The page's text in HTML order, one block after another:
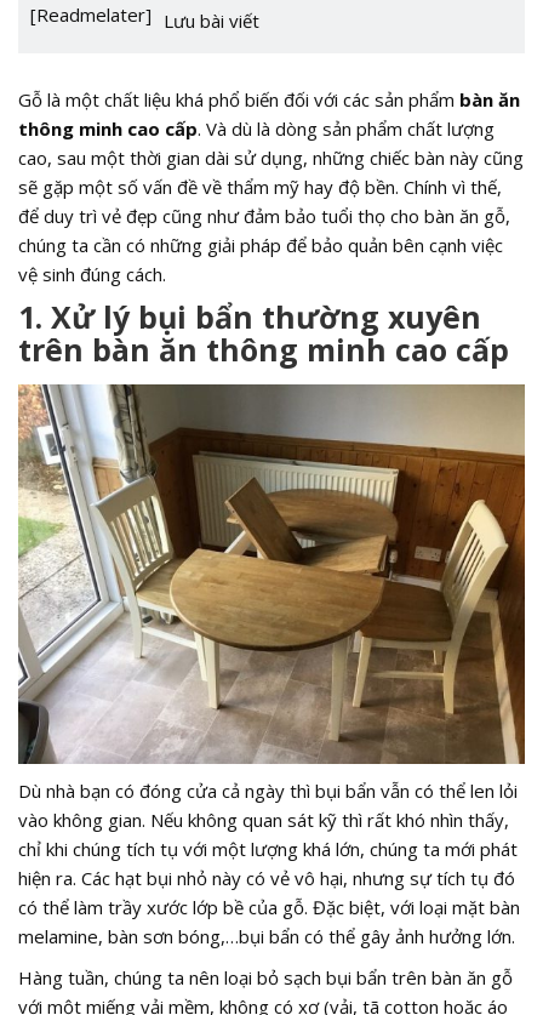
[Readmelater] Lưu bài viết
Gỗ là một chất liệu khá phổ biến đối với các sản phẩm bàn ăn
thông minh cao cấp. Và dù là dòng sản phẩm chất lượng
cao, sau một thời gian dài sử dụng, những chiếc bàn này cũng
sẽ gặp một số vấn đề về thẩm mỹ hay độ bền. Chính vì thế,
để duy trì vẻ đẹp cũng như đảm bảo tuổi thọ cho bàn ăn gỗ,
chúng ta cần có những giải pháp để bảo quản bên cạnh việc
vệ sinh đúng cách.
1. Xử lý bụi bẩn thường xuyên
trên bàn ăn thông minh cao cấp
Dù nhà bạn có đóng cửa cả ngày thì bụi bẩn vẫn có thể len lỏi
vào không gian. Nếu không quan sát kỹ thì rất khó nhìn thấy,
chỉ khi chúng tích tụ với một lượng khá lớn, chúng ta mới phát
hiện ra. Các hạt bụi nhỏ này có vẻ vô hại, nhưng sự tích tụ đó
có thể làm trầy xước lớp bề của gỗ. Đặc biệt, với loại mặt bàn
melamine, bàn sơn bóng,…bụi bẩn có thể gây ảnh hưởng lớn.
Hàng tuần, chúng ta nên loại bỏ sạch bụi bẩn trên bàn ăn gỗ
với một miếng vải mềm, không có xơ (vải, tã cotton hoặc áo